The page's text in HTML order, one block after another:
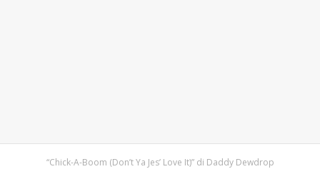
“Chick-A-Boom (Don’t Ya Jes’ Love It)” di Daddy Dewdrop